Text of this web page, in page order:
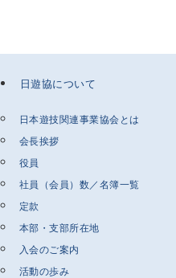
日遊協について
日本遊技関連事業協会とは
会長挨拶
役員
社員（会員）数／名簿一覧
定款
本部・支部所在地
入会のご案内
活動の歩み